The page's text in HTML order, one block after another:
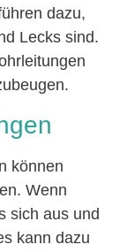
dazu,
Lecks sind.
können
Wenn
sich aus und
kann dazu